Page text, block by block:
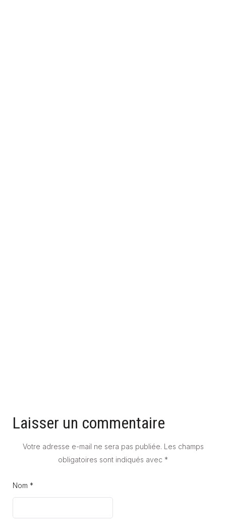
Laisser un commentaire
Votre adresse e-mail ne sera pas publiée. Les champs
obligatoires sont indiqués avec *
Nom *